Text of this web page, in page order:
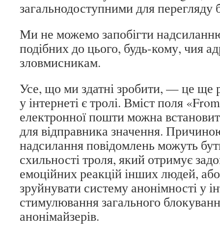
загальнодоступними для перегляду
Ми не можемо запобігти
подібних до цього, будь-кому, чия
зловмисникам.
Усе, що ми здатні зробити, — це ще
у інтернеті є тролі. Вміст поля
електронної пошти можна
для відправника значення.
надсилання повідомлень можуть
схильності троля, який отримує
емоційних реакцій інших людей,
зруйнувати систему анонімності у
стимулювання загального
анонімайзерів.